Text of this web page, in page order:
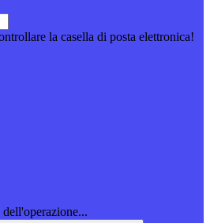
la casella di posta elettronica!